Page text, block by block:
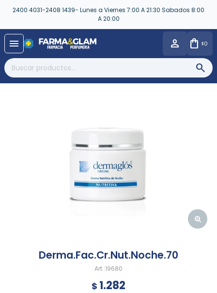
2400 4031-2408 1439- Lunes a Viernes 7:00 A 21:30 Sabados 8:00
A 20:00
menu $0
Derma.Fac.Cr.Nut.Noche.70
19680
$ 1.282